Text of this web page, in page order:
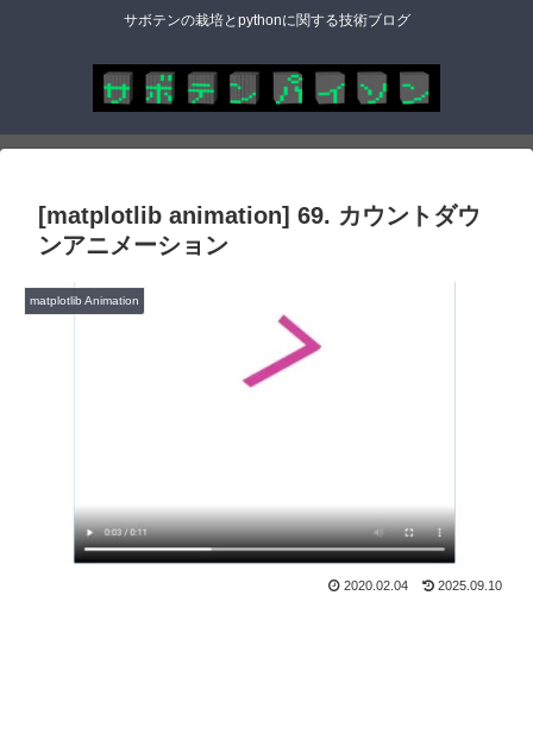
サボテンの栽培とpythonに関する技術ブログ
[matplotlib animation] 69. カウントダウ
ンアニメーション
matplotlib Animation
2020.02.04 2025.09.10